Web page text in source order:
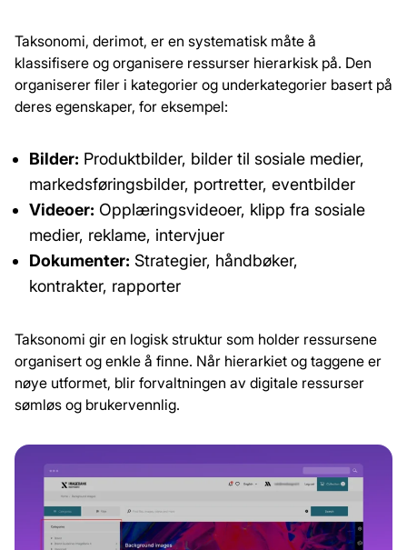
Taksonomi, derimot, er en systematisk måte å
klassifisere og organisere ressurser hierarkisk på. Den
organiserer filer i kategorier og underkategorier basert på
deres egenskaper, for eksempel:
Bilder: Produktbilder, bilder til sosiale medier,
markedsføringsbilder, portretter, eventbilder
Videoer: Opplæringsvideoer, klipp fra sosiale
medier, reklame, intervjuer
Dokumenter: Strategier, håndbøker,
kontrakter, rapporter
Taksonomi gir en logisk struktur som holder ressursene
organisert og enkle å finne. Når hierarkiet og taggene er
nøye utformet, blir forvaltningen av digitale ressurser
sømløs og brukervennlig.